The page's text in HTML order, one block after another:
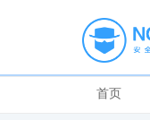
首页